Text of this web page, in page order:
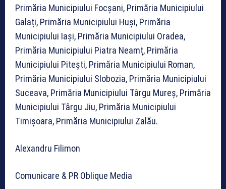
Primăria Municipiului Focșani, Primăria Municipiului
Galați, Primăria Municipiului Huși, Primăria
Municipiului Iași, Primăria Municipiului Oradea,
Primăria Municipiului Piatra Neamț, Primăria
Municipiului Pitești, Primăria Municipiului Roman,
Primăria Municipiului Slobozia, Primăria Municipiului
Suceava, Primăria Municipiului Târgu Mureș, Primăria
Municipiului Târgu Jiu, Primăria Municipiului
Timișoara, Primăria Municipiului Zalău.
Alexandru Filimon
Comunicare & PR Oblique Media